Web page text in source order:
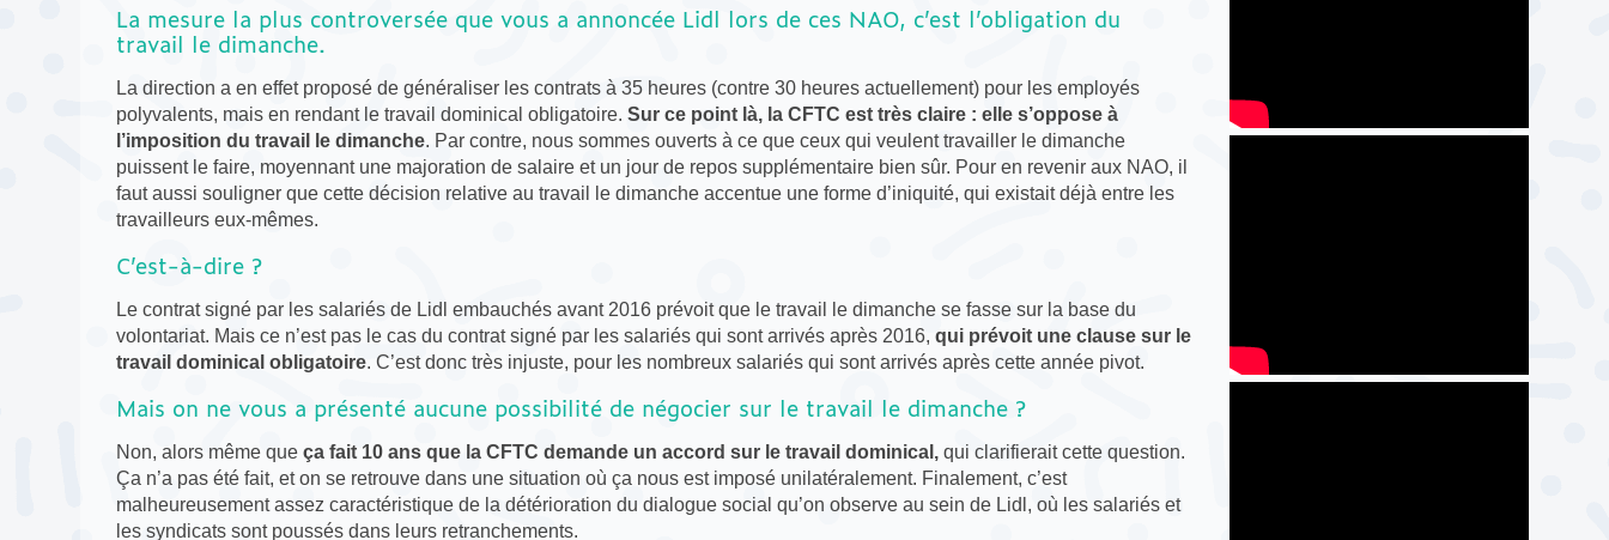
La mesure la plus controversée que vous a annoncée Lidl lors de ces NAO, c’est l’obligation du
travail le dimanche.
La direction a en effet proposé de généraliser les contrats à 35 heures (contre 30 heures actuellement) pour les employés
polyvalents, mais en rendant le travail dominical obligatoire.Sur ce point là, la CFTC est très claire : elle s’oppose à
l’imposition du travail le dimanche. Par contre, nous sommes ouverts à ce que ceux qui veulent travailler le dimanche
puissent le faire, moyennant une majoration de salaire et un jour de repos supplémentaire bien sûr. Pour en revenir aux NAO, il
faut aussi souligner que cette décision relative au travail le dimanche accentue une forme d’iniquité, qui existait déjà entre les
travailleurs eux-mêmes.
C’est-à-dire ?
Le contrat signé par les salariés de Lidl embauchés avant 2016 prévoit que le travail le dimanche se fasse sur la base du
volontariat. Mais ce n’est pas le cas du contrat signé par les salariés qui sont arrivés après 2016,qui prévoit une clause sur le
travail dominical obligatoire. C’est donc très injuste, pour les nombreux salariés qui sont arrivés après cette année pivot.
Mais on ne vous a présenté aucune possibilité de négocier sur le travail le dimanche ?
Non, alors même queça fait 10 ans que la CFTC demande un accord sur le travail dominical, qui clarifierait cette question.
Ça n’a pas été fait, et on se retrouve dans une situation où ça nous est imposé unilatéralement. Finalement, c’est
malheureusement assez caractéristique de la détérioration du dialogue social qu’on observe au sein de Lidl, où les salariés et
les syndicats sont poussés dans leurs retranchements.